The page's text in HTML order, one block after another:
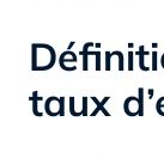
taux